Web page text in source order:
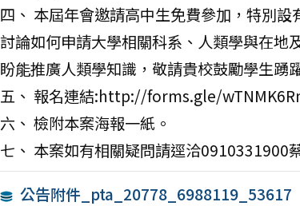
四、 本屆年會邀請高中生免費參加，特別
討論如何申請大學相關科系、人類學與在地
盼能推廣人類學知識，敬請貴校鼓勵學生踴
五、 報名連結:http://forms.gle/
六、 檢附本案海報一紙。
七、 本案如有相關疑問請逕洽
公告附件_pta_20778_6988119_53617